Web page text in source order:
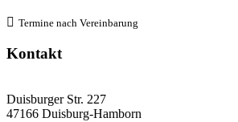
 Termine nach Vereinbarung
Kontakt
Duisburger Str. 227
47166 Duisburg-Hamborn